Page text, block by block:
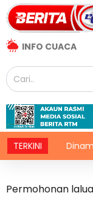
INFO CUACA
TERKINIDinamika
Permohonan